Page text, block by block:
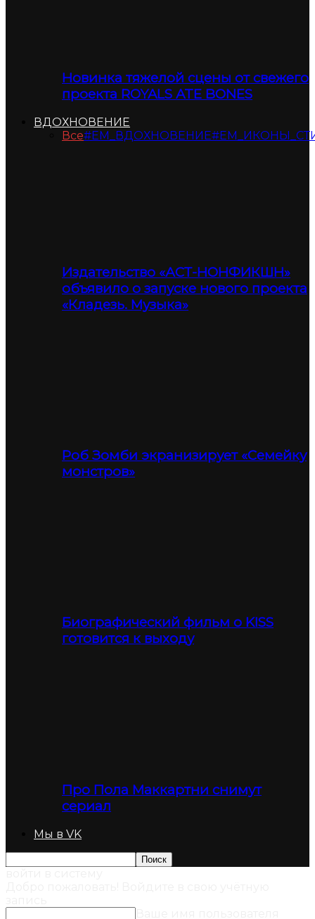
Новинка тяжелой сцены от свежего
проекта ROYALS ATE BONES
ВДОХНОВЕНИЕ
Все#ЕМ_ВДОХНОВЕНИЕ
Издательство «АСТ-НОНФИКШН»
объявило о запуске нового проекта
«Кладезь. Музыка»
Роб Зомби экранизирует «Семейку
монстров»
Биографический фильм о KISS
готовится к выходу
Про Пола Маккартни снимут
сериал
Мы в VK